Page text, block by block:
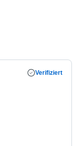
Verifiziert